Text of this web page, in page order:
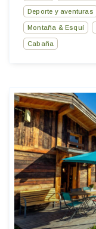
Deporte y aventuras
Montaña & Esquí
Cabaña